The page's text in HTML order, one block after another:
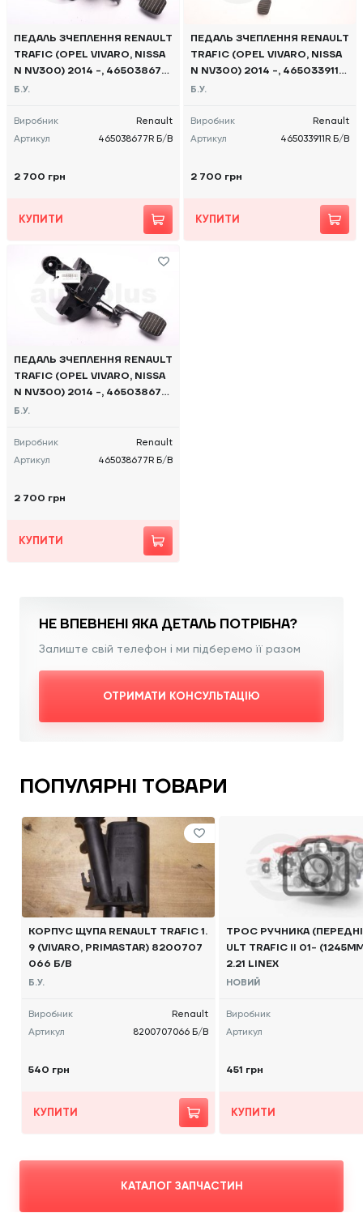
ПЕДАЛЬ ЗЧЕПЛЕННЯ RENAULT
TRAFIC (OPEL VIVARO, NISSA
N NV300) 2014 -, 465038677
R Б/В
Б.У.
Виробник
Renault
Артикул
465038677R Б/В
2 700 грн
КУПИТИ
ПЕДАЛЬ ЗЧЕПЛЕННЯ RENAULT
TRAFIC (OPEL VIVARO, NISSA
N NV300) 2014 -, 465033911R
Б/В
Б.У.
Виробник
Renault
Артикул
465033911R Б/В
2 700 грн
КУПИТИ
ПЕДАЛЬ ЗЧЕПЛЕННЯ RENAULT
TRAFIC (OPEL VIVARO, NISSA
N NV300) 2014 -, 465038677
R Б/В
Б.У.
Виробник
Renault
Артикул
465038677R Б/В
2 700 грн
КУПИТИ
НЕ ВПЕВНЕНІ ЯКА ДЕТАЛЬ ПОТРІБНА?
Залиште свій телефон і ми підберемо її разом
ОТРИМАТИ КОНСУЛЬТАЦІЮ
ПОПУЛЯРНІ ТОВАРИ
КОРПУС ЩУПА RENAULT TRAFIC 1.
9 (VIVARO, PRIMASTAR) 8200707
066 Б/В
Б.У.
Виробник
Renault
Артикул
8200707066 Б/В
540 грн
КУПИТИ
ТРОС РУЧНИКА
ULT TRAFIC II 01-
2.21 LINEX
НОВИЙ
Виробник
Артикул
451 грн
КУПИТИ
КАТАЛОГ ЗАПЧАСТИН